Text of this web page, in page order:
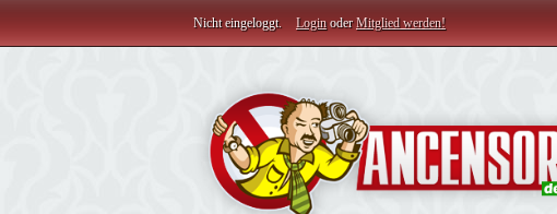
Nicht eingeloggt. Login oderMitglied werden!